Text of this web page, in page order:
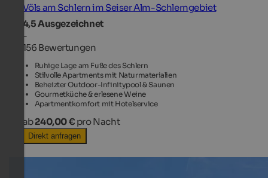
Völs am Schlern im Seiser Alm-Schlerngebiet
4,5Ausgezeichnet
-
156 Bewertungen
Ruhige Lage am Fuße des Schlern
Stilvolle Apartments mit Naturmaterialien
Beheizter Outdoor-Infinitypool & Saunen
Gourmetküche & erlesene Weine
Apartmentkomfort mit Hotelservice
ab240,00 € pro Nacht
Direkt anfragen